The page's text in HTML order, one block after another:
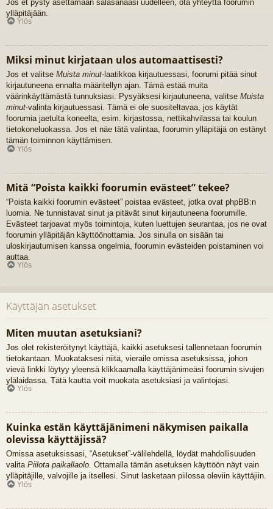
Jos et pysty asettamaan salasanaasi uudelleen, ota yhteyttä foorumin
ylläpitäjään.
Ylös
Miksi minut kirjataan ulos automaattisesti?
Jos et valitse Muista minut-laatikkoa kirjautuessasi, foorumi pitää sinut
kirjautuneena ennalta määritellyn ajan. Tämä estää muita
väärinkäyttämästä tunnuksiasi. Pysyäksesi kirjautuneena, valitse Muista
minut-valinta kirjautuessasi. Tämä ei ole suositeltavaa, jos käytät
foorumia jaetulta koneelta, esim. kirjastossa, nettikahvilassa tai koulun
tietokoneluokassa. Jos et näe tätä valintaa, foorumin ylläpitäjä on estänyt
tämän toiminnon käyttämisen.
Ylös
Mitä “Poista kaikki foorumin evästeet” tekee?
“Poista kaikki foorumin evästeet” poistaa evästeet, jotka ovat phpBB:n
luomia. Ne tunnistavat sinut ja pitävät sinut kirjautuneena foorumille.
Evästeet tarjoavat myös toimintoja, kuten luettujen seurantaa, jos ne ovat
foorumin ylläpitäjän käyttöönottamia. Jos sinulla on sisään tai
uloskirjautumisen kanssa ongelmia, foorumin evästeiden poistaminen voi
auttaa.
Ylös
Käyttäjän asetukset
Miten muutan asetuksiani?
Jos olet rekisteröitynyt käyttäjä, kaikki asetuksesi tallennetaan foorumin
tietokantaan. Muokataksesi niitä, vieraile omissa asetuksissa, johon
vievä linkki löytyy yleensä klikkaamalla käyttäjänimeäsi foorumin sivujen
ylälaidassa. Tätä kautta voit muokata asetuksiasi ja valintojasi.
Ylös
Kuinka estän käyttäjänimeni näkymisen paikalla
olevissa käyttäjissä?
Omissa asetuksissasi, “Asetukset”-välilehdellä, löydät mahdollisuuden
valita Piilota paikallaolo. Ottamalla tämän asetuksen käyttöön näyt vain
ylläpitäjille, valvojille ja itsellesi. Sinut lasketaan piilossa oleviin käyttäjiin.
Ylös